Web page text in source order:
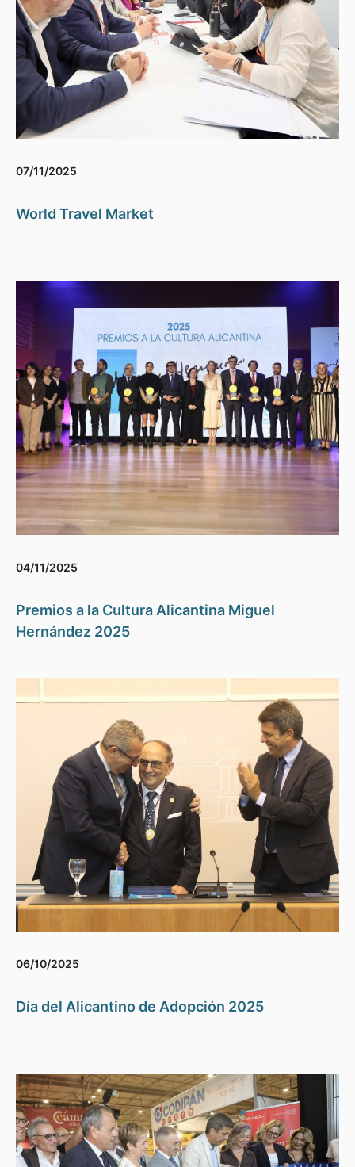
07/11/2025
World Travel Market
04/11/2025
Premios a la Cultura Alicantina Miguel
Hernández 2025
06/10/2025
Día del Alicantino de Adopción 2025